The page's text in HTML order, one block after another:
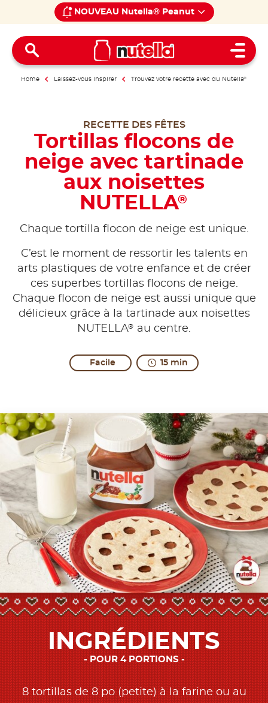
NOUVEAU Nutella® Peanut
Open
Home Laissez-vous inspirer Trouvez votre recette avec du Nutella®
RECETTE DES FÊTES
Tortillas flocons de
neige avec tartinade
aux noisettes
NUTELLA®
Chaque tortilla flocon de neige est unique.
C’est le moment de ressortir les talents en
arts plastiques de votre enfance et de créer
ces superbes tortillas flocons de neige.
Chaque flocon de neige est aussi unique que
délicieux grâce à la tartinade aux noisettes
NUTELLA® au centre.
Facile 15 min
INGRÉDIENTS
POUR 4 PORTIONS
8 tortillas de 8 po (petite) à la farine ou au